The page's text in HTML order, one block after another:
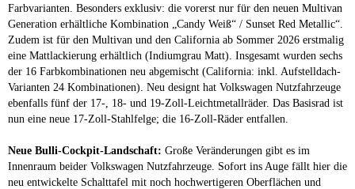
Farbvarianten. Besonders exklusiv: die vorerst nur für den neuen Multivan
Generation erhältliche Kombination „Candy Weiß“ / Sunset Red Metallic“.
Zudem ist für den Multivan und den California ab Sommer 2026 erstmalig
eine Mattlackierung erhältlich (Indiumgrau Matt). Insgesamt wurden sechs
der 16 Farbkombinationen neu abgemischt (California: inkl. Aufstelldach-
Varianten 24 Kombinationen). Neu designt hat Volkswagen Nutzfahrzeuge
ebenfalls fünf der 17-, 18- und 19-Zoll-Leichtmetallräder. Das Basisrad ist
nun eine neue 17-Zoll-Stahlfelge; die 16-Zoll-Räder entfallen.
Neue Bulli-Cockpit-Landschaft: Große Veränderungen gibt es im
Innenraum beider Volkswagen Nutzfahrzeuge. Sofort ins Auge fällt hier die
neu entwickelte Schalttafel mit noch hochwertigeren Oberflächen und